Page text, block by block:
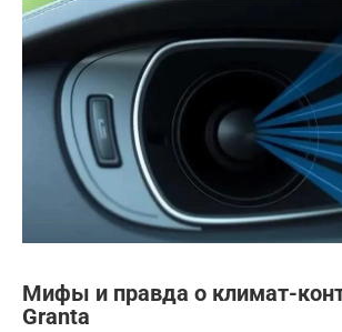
Мифы и правда о климат-
Granta